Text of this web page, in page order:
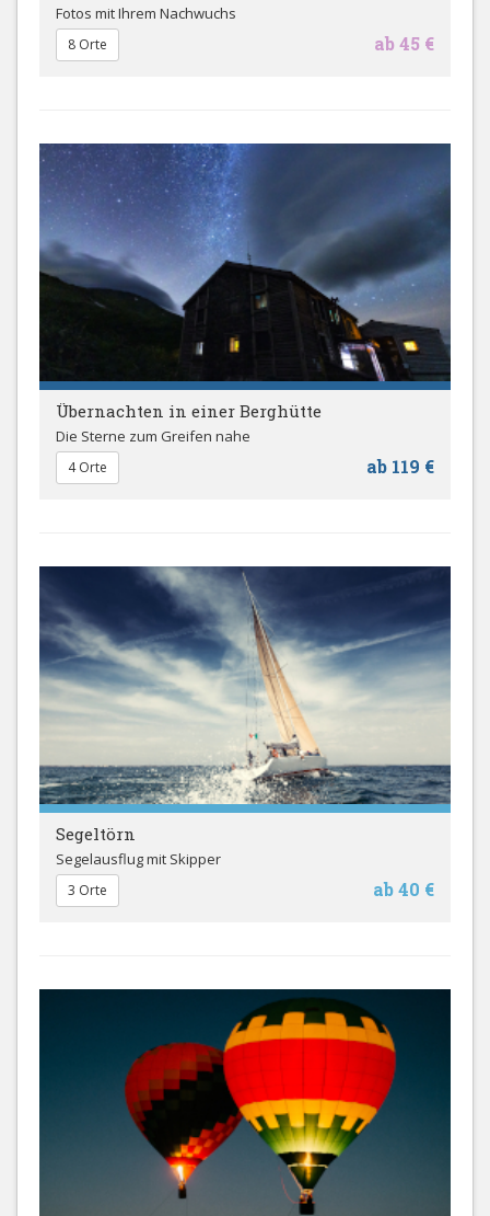
Fotos mit Ihrem Nachwuchs
ab 45 €
8 Orte
Übernachten in einer Berghütte
Die Sterne zum Greifen nahe
ab 119 €
4 Orte
Segeltörn
Segelausflug mit Skipper
ab 40 €
3 Orte